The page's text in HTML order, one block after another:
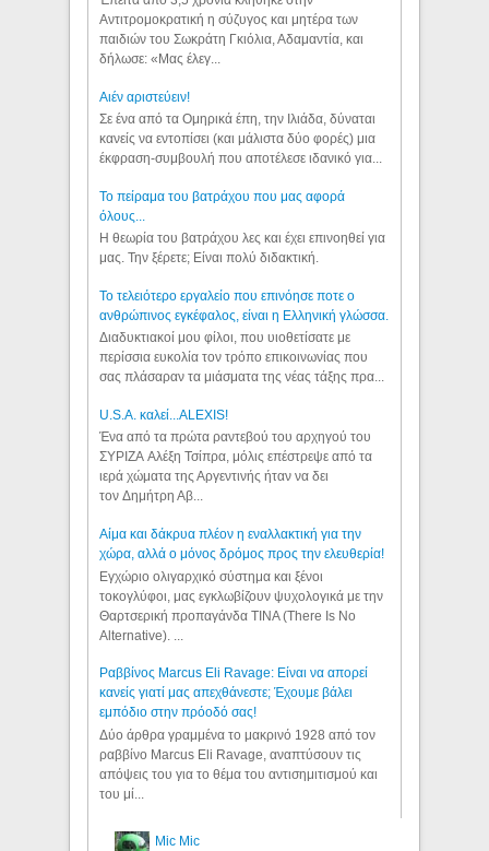
Αντιτρομοκρατική η σύζυγος και μητέρα των
παιδιών του Σωκράτη Γκιόλια, Αδαμαντία, και
δήλωσε: «Μας έλεγ...
Aιέν αριστεύειν!
Σε ένα από τα Ομηρικά έπη, την Ιλιάδα, δύναται
κανείς να εντοπίσει (και μάλιστα δύο φορές) μια
έκφραση-συμβουλή που αποτέλεσε ιδανικό για...
Το πείραμα του βατράχου που μας αφορά
όλους...
Η θεωρία του βατράχου λες και έχει επινοηθεί για
μας. Την ξέρετε; Είναι πολύ διδακτική.
Το τελειότερο εργαλείο που επινόησε ποτε ο
ανθρώπινος εγκέφαλος, είναι η Ελληνική γλώσσα.
Διαδυκτιακοί μου φίλοι, που υιοθετίσατε με
περίσσια ευκολία τον τρόπο επικοινωνίας που
σας πλάσαραν τα μιάσματα της νέας τάξης πρα...
U.S.A. καλεί...ALEXIS!
Ένα από τα πρώτα ραντεβού του αρχηγού του
ΣΥΡΙΖΑ Αλέξη Τσίπρα, μόλις επέστρεψε από τα
ιερά χώματα της Αργεντινής ήταν να δει
τον Δημήτρη Αβ...
Αίμα και δάκρυα πλέον η εναλλακτική για την
χώρα, αλλά ο μόνος δρόμος προς την ελευθερία!
Εγχώριο ολιγαρχικό σύστημα και ξένοι
τοκογλύφοι, μας εγκλωβίζουν ψυχολογικά με την
Θαρτσερική προπαγάνδα TINA (There Is No
Alternative). ...
Ραββίνος Marcus Eli Ravage: Είναι να απορεί
κανείς γιατί μας απεχθάνεστε; Έχουμε βάλει
εμπόδιο στην πρόοδό σας!
Δύο άρθρα γραμμένα το μακρινό 1928 από τον
ραββίνο Marcus Eli Ravage, αναπτύσουν τις
απόψεις του για το θέμα του αντισημιτισμού και
του μί...
Mic Mic